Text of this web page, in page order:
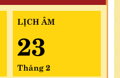
LỊCH ÂM
23
Tháng 2